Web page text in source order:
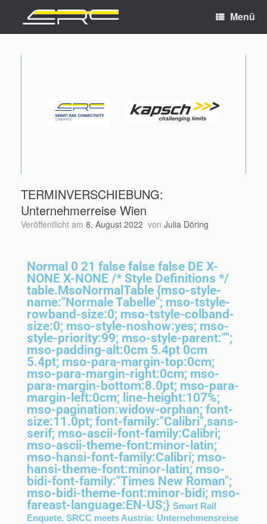
Menü
TERMINVERSCHIEBUNG:
Unternehmerreise Wien
Veröffentlicht am 8. August 2022 von Julia Döring
Normal 0 21 false false false DE X-
NONE X-NONE /* Style Definitions */
table.MsoNormalTable {mso-style-
name:"Normale Tabelle"; mso-tstyle-
rowband-size:0; mso-tstyle-colband-
size:0; mso-style-noshow:yes; mso-
style-priority:99; mso-style-parent:"";
mso-padding-alt:0cm 5.4pt 0cm
5.4pt; mso-para-margin-top:0cm;
mso-para-margin-right:0cm; mso-
para-margin-bottom:8.0pt; mso-para-
margin-left:0cm; line-height:107%;
mso-pagination:widow-orphan; font-
size:11.0pt; font-family:"Calibri",sans-
serif; mso-ascii-font-family:Calibri;
mso-ascii-theme-font:minor-latin;
mso-hansi-font-family:Calibri; mso-
hansi-theme-font:minor-latin; mso-
bidi-font-family:"Times New Roman";
mso-bidi-theme-font:minor-bidi; mso-
fareast-language:EN-US;} Smart Rail
Enquete, SRCC meets Austria: Unternehmensreise